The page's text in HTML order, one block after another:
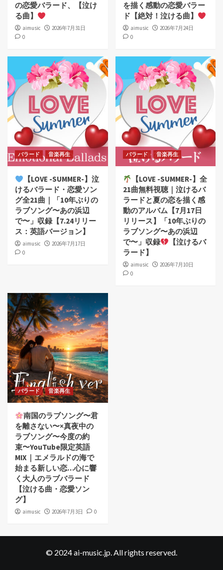
の恋愛バラード、【泣け
る曲】
aimusic
2026年7月31日
0
を描く感動の恋愛バラー
ド【絶対！泣ける曲】
aimusic
2026年7月24日
0
バラード 音楽再生
【LOVE -SUMMER-】泣
けるバラード・恋愛ソン
グ全21曲｜「10年ぶりの
ラブソング〜あの浜辺
で〜」収録【7.24リリー
ス：英語バージョン】
aimusic
2026年7月17日
0
バラード 音楽再生
【LOVE -SUMMER-】全
21曲無料視聴｜泣けるバ
ラードと夏の恋を描く感
動のアルバム【7月17日
リリース】「10年ぶりの
ラブソング〜あの浜辺
で〜」収録
【泣けるバ
ラード】
aimusic
2026年7月10日
0
バラード 音楽再生
南国のラブソング〜君
を離さない〜×真夜中の
ラブソング〜今度の約
束〜YouTube限定英語
MIX｜エメラルドの海で
始まる新しい恋…心に響
く大人のラブバラード
【泣ける曲・恋愛ソン
グ】
aimusic 2026年7月3日 0
© 2024 ai-music.jp. All rights reserved.